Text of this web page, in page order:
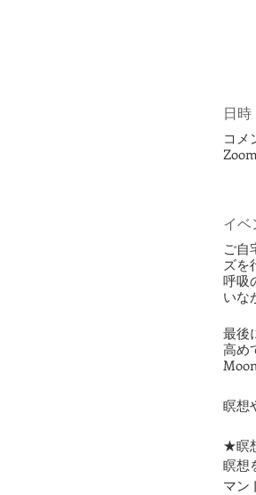
日時
コメ
イベ
ご自
ズを
呼吸
いな
最後
高め
瞑想
★瞑
瞑想
マン